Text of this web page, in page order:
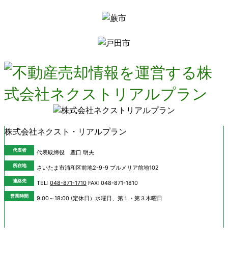
株式会社ネクスト・リアルプラン
代表者 代表取締役 豊口 明夫
所在地 さいたま市浦和区前地2-9-9 プルメリア前地102
連絡先 TEL: 048-871-1710 FAX: 048-871-1810
営業時間 9:00～18:00 (定休日）水曜日、第１・第３木曜日